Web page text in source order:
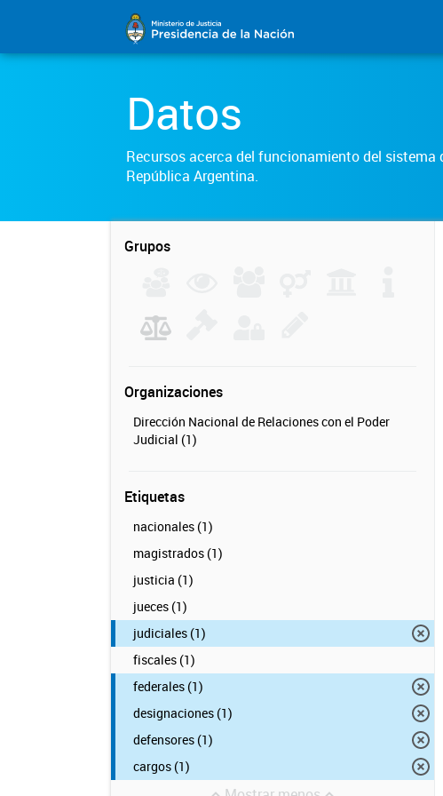
Datos
Recursos acerca del funcionamiento del sistema
República Argentina.
Grupos
Organizaciones
Dirección Nacional de Relaciones con el Poder
Judicial (1)
Etiquetas
nacionales (1)
magistrados (1)
justicia (1)
jueces (1)
judiciales (1)
fiscales (1)
federales (1)
designaciones (1)
defensores (1)
cargos (1)